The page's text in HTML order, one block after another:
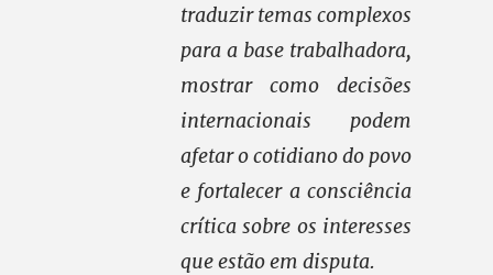
traduzir temas complexos
para a base trabalhadora,
mostrar como decisões
internacionais podem
afetar o cotidiano do povo
e fortalecer a consciência
crítica sobre os interesses
que estão em disputa.